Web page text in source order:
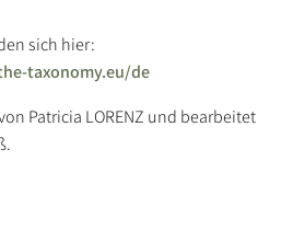
sich hier:
taxonomy.eu/de
Patricia LORENZ und bearbeitet